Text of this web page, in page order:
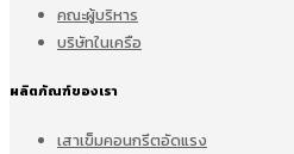
คณะผู้บริหาร
บริษัทในเครือ
ผลิตภัณฑ์ของเรา
เสาเข็มคอนกรีตอัดแรง